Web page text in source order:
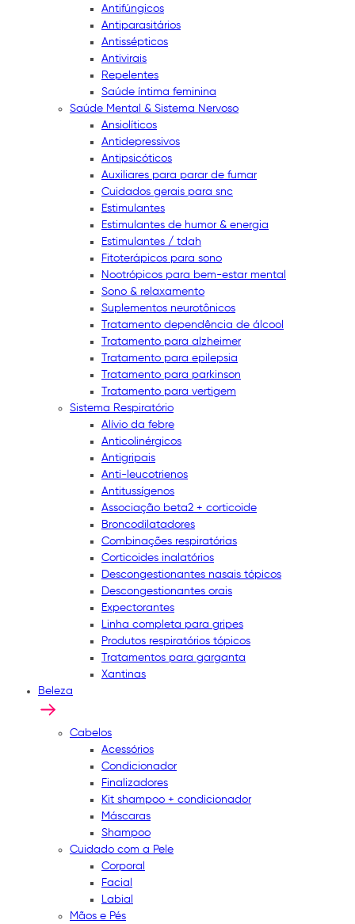
Antifúngicos
Antiparasitários
Antissépticos
Antivirais
Repelentes
Saúde íntima feminina
Saúde Mental & Sistema Nervoso
Ansiolíticos
Antidepressivos
Antipsicóticos
Auxiliares para parar de fumar
Cuidados gerais para snc
Estimulantes
Estimulantes de humor & energia
Estimulantes / tdah
Fitoterápicos para sono
Nootrópicos para bem-estar mental
Sono & relaxamento
Suplementos neurotônicos
Tratamento dependência de álcool
Tratamento para alzheimer
Tratamento para epilepsia
Tratamento para parkinson
Tratamento para vertigem
Sistema Respiratório
Alívio da febre
Anticolinérgicos
Antigripais
Anti-leucotrienos
Antitussígenos
Associação beta2 + corticoide
Broncodilatadores
Combinações respiratórias
Corticoides inalatórios
Descongestionantes nasais tópicos
Descongestionantes orais
Expectorantes
Linha completa para gripes
Produtos respiratórios tópicos
Tratamentos para garganta
Xantinas
Beleza
Cabelos
Acessórios
Condicionador
Finalizadores
Kit shampoo + condicionador
Máscaras
Shampoo
Cuidado com a Pele
Corporal
Facial
Labial
Mãos e Pés